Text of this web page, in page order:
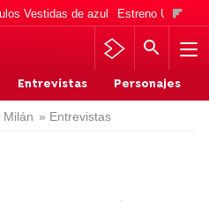
Vestidas de azul Estreno Una
Entrevistas Personajes
Milán » Entrevistas